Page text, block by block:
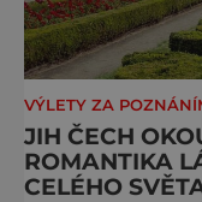
VÝLETY ZA
JIH ČECH
ROMANTIKA
CELÉHO